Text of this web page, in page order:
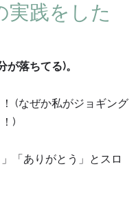
実践をした
落ちてる)。
(なぜか私がジョギング
)
「ありがとう」とスロ